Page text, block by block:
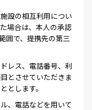
設の相互利用につい
場合は、本人の承認
囲で、提携先の第三
レス、電話番号、利
とさせていただきま
とします。
、電話などを用いて